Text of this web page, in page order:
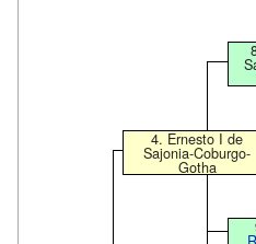
4. Ernesto I de
Sajonia-Coburgo-
Gotha